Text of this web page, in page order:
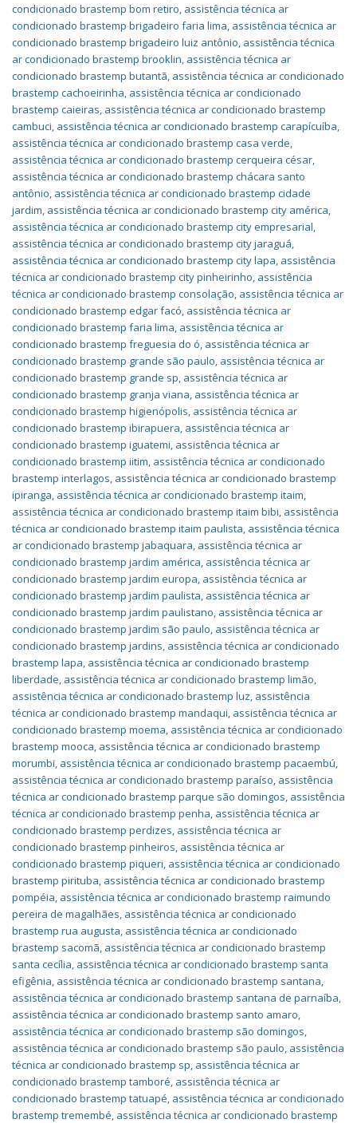
condicionado brastemp bom retiro, assistência técnica ar
condicionado brastemp brigadeiro faria lima, assistência técnica ar
condicionado brastemp brigadeiro luiz antônio, assistência técnica
ar condicionado brastemp brooklin, assistência técnica ar
condicionado brastemp butantã, assistência técnica ar condicionado
brastemp cachoeirinha, assistência técnica ar condicionado
brastemp caieiras, assistência técnica ar condicionado brastemp
cambuci, assistência técnica ar condicionado brastemp carapícuíba,
assistência técnica ar condicionado brastemp casa verde,
assistência técnica ar condicionado brastemp cerqueira césar,
assistência técnica ar condicionado brastemp chácara santo
antônio, assistência técnica ar condicionado brastemp cidade
jardim, assistência técnica ar condicionado brastemp city américa,
assistência técnica ar condicionado brastemp city empresarial,
assistência técnica ar condicionado brastemp city jaraguá,
assistência técnica ar condicionado brastemp city lapa, assistência
técnica ar condicionado brastemp city pinheirinho, assistência
técnica ar condicionado brastemp consolação, assistência técnica ar
condicionado brastemp edgar facó, assistência técnica ar
condicionado brastemp faria lima, assistência técnica ar
condicionado brastemp freguesia do ó, assistência técnica ar
condicionado brastemp grande são paulo, assistência técnica ar
condicionado brastemp grande sp, assistência técnica ar
condicionado brastemp granja viana, assistência técnica ar
condicionado brastemp higienópolis, assistência técnica ar
condicionado brastemp ibirapuera, assistência técnica ar
condicionado brastemp iguatemi, assistência técnica ar
condicionado brastemp iitim, assistência técnica ar condicionado
brastemp interlagos, assistência técnica ar condicionado brastemp
ipiranga, assistência técnica ar condicionado brastemp itaim,
assistência técnica ar condicionado brastemp itaim bibi, assistência
técnica ar condicionado brastemp itaim paulista, assistência técnica
ar condicionado brastemp jabaquara, assistência técnica ar
condicionado brastemp jardim américa, assistência técnica ar
condicionado brastemp jardim europa, assistência técnica ar
condicionado brastemp jardim paulista, assistência técnica ar
condicionado brastemp jardim paulistano, assistência técnica ar
condicionado brastemp jardim são paulo, assistência técnica ar
condicionado brastemp jardins, assistência técnica ar condicionado
brastemp lapa, assistência técnica ar condicionado brastemp
liberdade, assistência técnica ar condicionado brastemp limão,
assistência técnica ar condicionado brastemp luz, assistência
técnica ar condicionado brastemp mandaqui, assistência técnica ar
condicionado brastemp moema, assistência técnica ar condicionado
brastemp mooca, assistência técnica ar condicionado brastemp
morumbi, assistência técnica ar condicionado brastemp pacaembú,
assistência técnica ar condicionado brastemp paraíso, assistência
técnica ar condicionado brastemp parque são domingos, assistência
técnica ar condicionado brastemp penha, assistência técnica ar
condicionado brastemp perdizes, assistência técnica ar
condicionado brastemp pinheiros, assistência técnica ar
condicionado brastemp piqueri, assistência técnica ar condicionado
brastemp pirituba, assistência técnica ar condicionado brastemp
pompéia, assistência técnica ar condicionado brastemp raimundo
pereira de magalhães, assistência técnica ar condicionado
brastemp rua augusta, assistência técnica ar condicionado
brastemp sacomã, assistência técnica ar condicionado brastemp
santa cecília, assistência técnica ar condicionado brastemp santa
efigênia, assistência técnica ar condicionado brastemp santana,
assistência técnica ar condicionado brastemp santana de parnaíba,
assistência técnica ar condicionado brastemp santo amaro,
assistência técnica ar condicionado brastemp são domingos,
assistência técnica ar condicionado brastemp são paulo, assistência
técnica ar condicionado brastemp sp, assistência técnica ar
condicionado brastemp tamboré, assistência técnica ar
condicionado brastemp tatuapé, assistência técnica ar condicionado
brastemp tremembé, assistência técnica ar condicionado brastemp